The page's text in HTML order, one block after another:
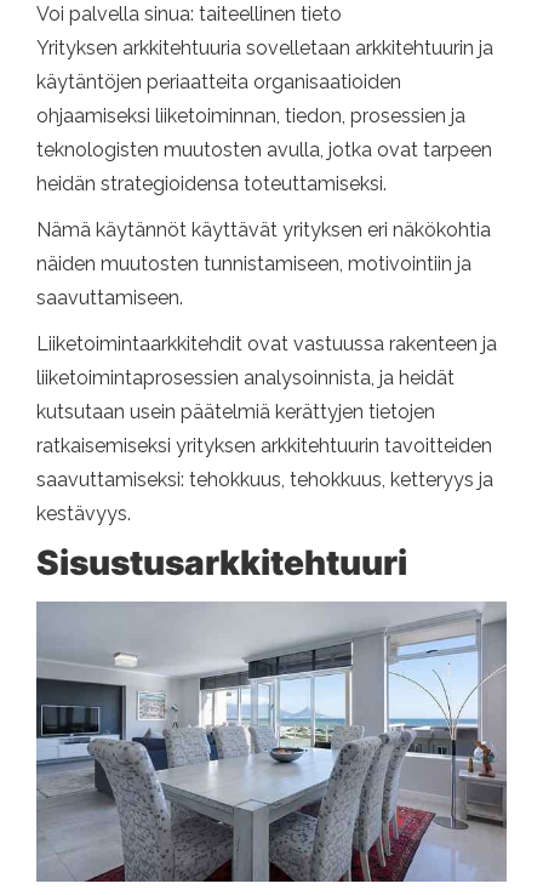
Voi palvella sinua: taiteellinen tieto
Yrityksen arkkitehtuuria sovelletaan arkkitehtuurin ja
käytäntöjen periaatteita organisaatioiden
ohjaamiseksi liiketoiminnan, tiedon, prosessien ja
teknologisten muutosten avulla, jotka ovat tarpeen
heidän strategioidensa toteuttamiseksi.
Nämä käytännöt käyttävät yrityksen eri näkökohtia
näiden muutosten tunnistamiseen, motivointiin ja
saavuttamiseen.
Liiketoimintaarkkitehdit ovat vastuussa rakenteen ja
liiketoimintaprosessien analysoinnista, ja heidät
kutsutaan usein päätelmiä kerättyjen tietojen
ratkaisemiseksi yrityksen arkkitehtuurin tavoitteiden
saavuttamiseksi: tehokkuus, tehokkuus, ketteryys ja
kestävyys.
Sisustusarkkitehtuuri